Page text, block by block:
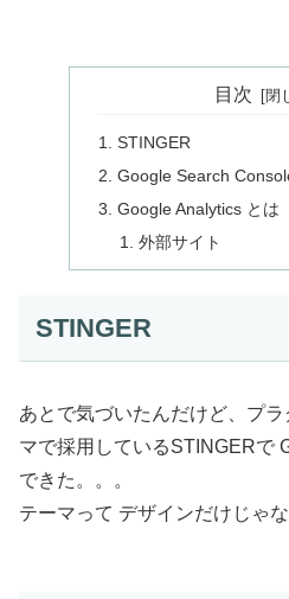
目次
STINGER
Google Search
Google Analytics とは
外部サイト
STINGER
あとで気づいたんだけど、プ
マで採用しているSTINGERで
できた。。。
テーマって デザインだけじゃ